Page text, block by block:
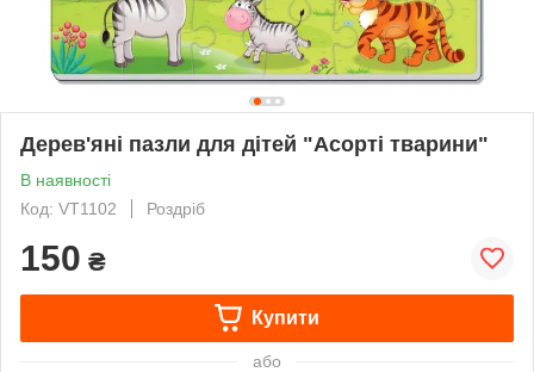
Дерев'яні пазли для дітей "Асорті тварини"
В наявності
Код: VT1102
Роздріб
150 ₴
Купити
або